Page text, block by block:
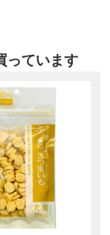
っています